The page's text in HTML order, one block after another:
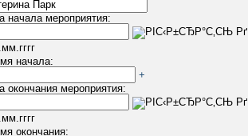
начала мероприятия:
начала:
+
окончания мероприятия:
окончания: